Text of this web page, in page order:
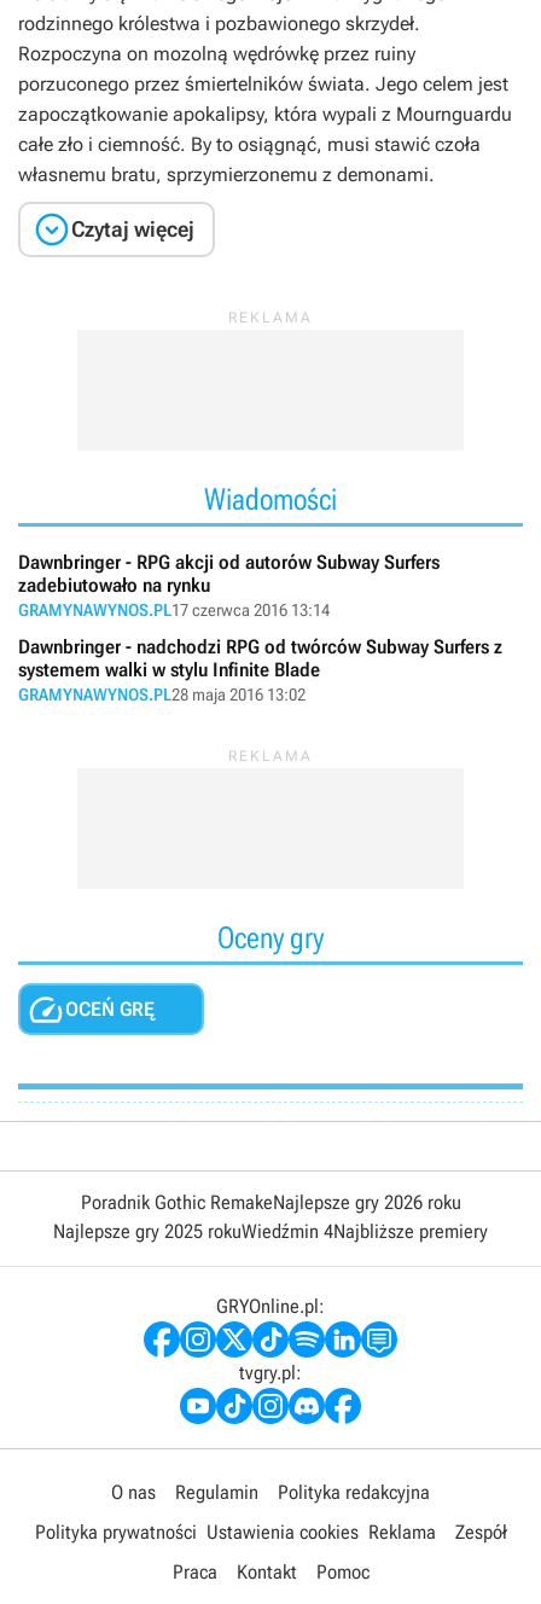
rodzinnego królestwa i pozbawionego skrzydeł.
Rozpoczyna on mozolną wędrówkę przez ruiny
porzuconego przez śmiertelników świata. Jego celem jest
zapoczątkowanie apokalipsy, która wypali z Mournguardu
całe zło i ciemność. By to osiągnąć, musi stawić czoła
własnemu bratu, sprzymierzonemu z demonami.
Czytaj więcej
Wiadomości
Dawnbringer - RPG akcji od autorów Subway Surfers
zadebiutowało na rynku
GRAMYNAWYNOS.PL17 czerwca 2016 13:14
Dawnbringer - nadchodzi RPG od twórców Subway Surfers z
systemem walki w stylu Infinite Blade
GRAMYNAWYNOS.PL28 maja 2016 13:02
Oceny gry
OCEŃ GRĘ
Poradnik Gothic RemakeNajlepsze gry 2026 roku
Najlepsze gry 2025 rokuWiedźmin 4Najbliższe premiery
GRYOnline.pl:
tvgry.pl:
O nas Regulamin
Polityka redakcyjna
Polityka prywatności Ustawienia cookies Reklama
Zespół
Praca
Kontakt Pomoc